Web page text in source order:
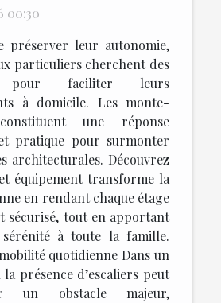
00:30
préserver leur autonomie,
particuliers cherchent des
pour faciliter leurs
à domicile. Les monte-
une réponse
pratique pour surmonter
architecturales. Découvrez
équipement transforme la
en rendant chaque étage
sécurisé, tout en apportant
à toute la famille.
quotidienne Dans un
présence d’escaliers peut
un obstacle majeur,